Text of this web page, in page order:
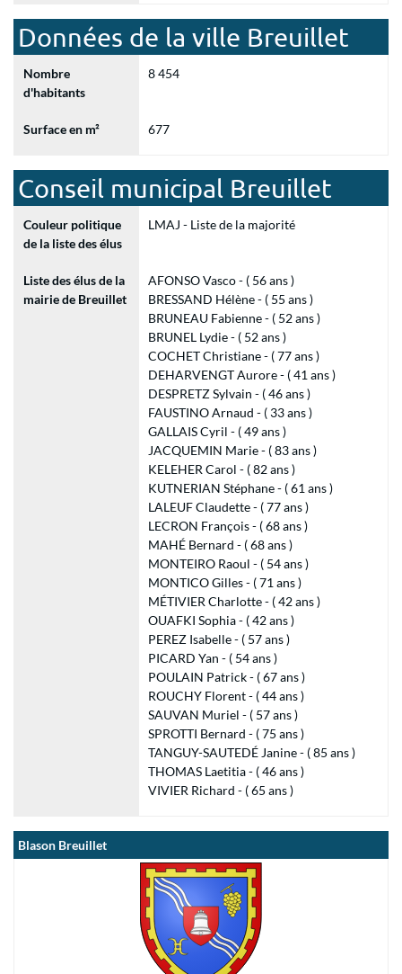
Données de la ville Breuillet
Nombre
d'habitants
8 454
Surface en m² 677
Conseil municipal Breuillet
Couleur politique
de la liste des élus
LMAJ - Liste de la majorité
Liste des élus de la
mairie de Breuillet
AFONSO Vasco - ( 56 ans )
BRESSAND Hélène - ( 55 ans )
BRUNEAU Fabienne - ( 52 ans )
BRUNEL Lydie - ( 52 ans )
COCHET Christiane - ( 77 ans )
DEHARVENGT Aurore - ( 41 ans )
DESPRETZ Sylvain - ( 46 ans )
FAUSTINO Arnaud - ( 33 ans )
GALLAIS Cyril - ( 49 ans )
JACQUEMIN Marie - ( 83 ans )
KELEHER Carol - ( 82 ans )
KUTNERIAN Stéphane - ( 61 ans )
LALEUF Claudette - ( 77 ans )
LECRON François - ( 68 ans )
MAHÉ Bernard - ( 68 ans )
MONTEIRO Raoul - ( 54 ans )
MONTICO Gilles - ( 71 ans )
MÉTIVIER Charlotte - ( 42 ans )
OUAFKI Sophia - ( 42 ans )
PEREZ Isabelle - ( 57 ans )
PICARD Yan - ( 54 ans )
POULAIN Patrick - ( 67 ans )
ROUCHY Florent - ( 44 ans )
SAUVAN Muriel - ( 57 ans )
SPROTTI Bernard - ( 75 ans )
TANGUY-SAUTEDÉ Janine - ( 85 ans )
THOMAS Laetitia - ( 46 ans )
VIVIER Richard - ( 65 ans )
Blason Breuillet